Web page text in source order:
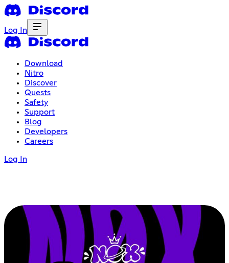
Log In
Download
Nitro
Discover
Quests
Safety
Support
Blog
Developers
Careers
Log In